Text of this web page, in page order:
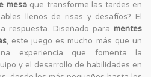
mesaque transforme las tardes en
llenos de risas y desafíos? El
respuesta. Diseñado paramentes
, este juego es mucho más que un
experiencia que fomenta la
y el desarrollo de habilidades en